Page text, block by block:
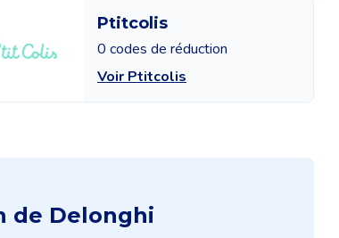
Ptitcolis
0 codes de réduction
Voir Ptitcolis
de Delonghi